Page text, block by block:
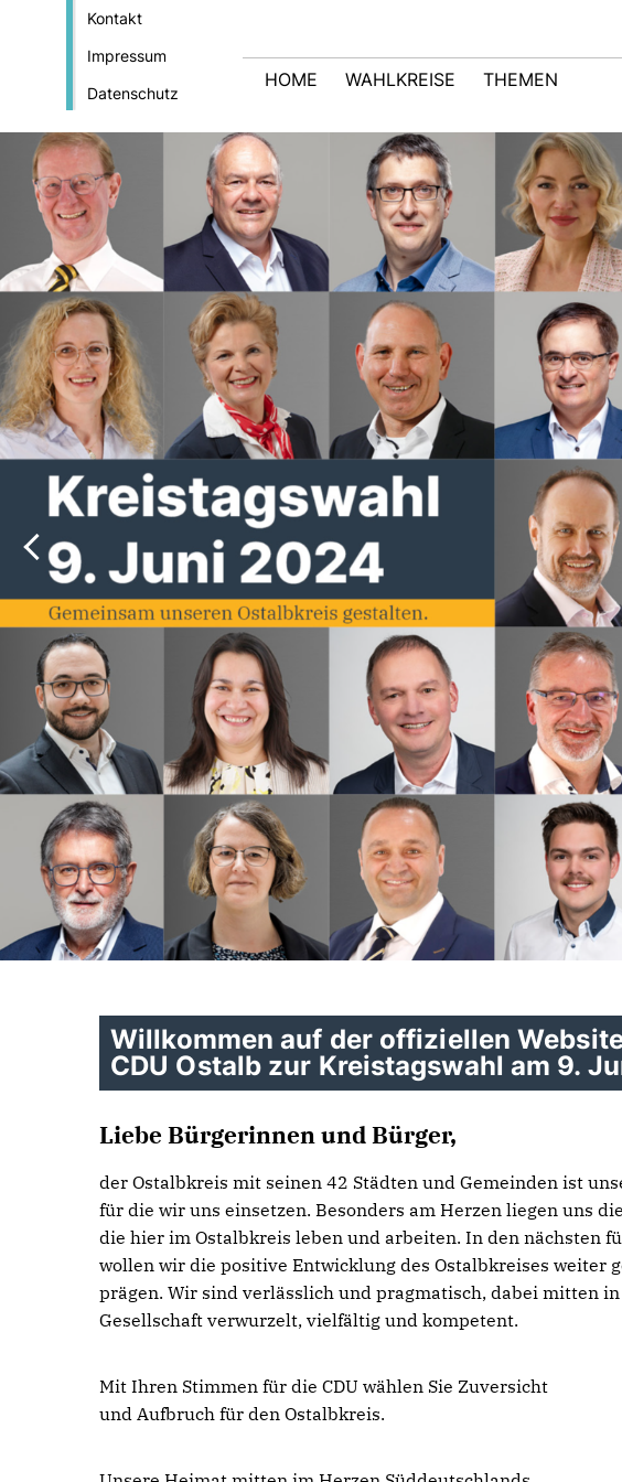
Kontakt
Impressum
Datenschutz
HOME WAHLKREISE THEMEN
Willkommen auf der offiziellen
CDU Ostalb zur Kreistagswahl am 9.
Liebe Bürgerinnen und Bürger,
der Ostalbkreis mit seinen 42 Städten und Gemeinden ist
für die wir uns einsetzen. Besonders am Herzen liegen uns
die hier im Ostalbkreis leben und arbeiten. In den nächsten
wollen wir die positive Entwicklung des Ostalbkreises weiter
prägen. Wir sind verlässlich und pragmatisch, dabei mitten
Gesellschaft verwurzelt, vielfältig und kompetent.
Mit Ihren Stimmen für die CDU wählen Sie Zuversicht
und Aufbruch für den Ostalbkreis.